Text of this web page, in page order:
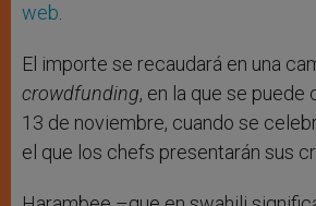
web
El importe se recaudará en una
crowdfunding, en la que se puede
13 de noviembre, cuando se
el que los chefs presentarán sus